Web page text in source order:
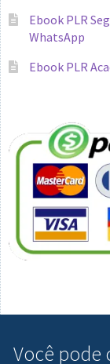
Ebook PLR
WhatsApp
Ebook PLR
Você pode